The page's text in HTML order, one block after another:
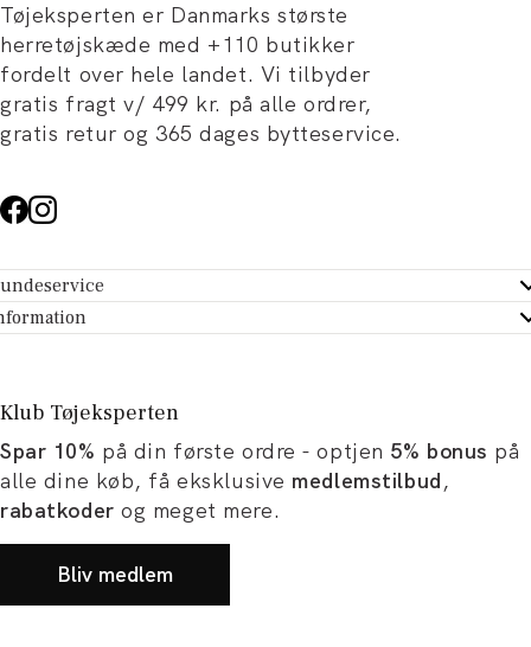
Tøjeksperten er Danmarks største
herretøjskæde med +110 butikker
fordelt over hele landet. Vi tilbyder
gratis fragt v/ 499 kr. på alle ordrer,
gratis retur og 365 dages bytteservice.
- Hjælpecenter
dit køb
Tøjeksperten
og artikler
og karriere
Klub Tøjeksperten
Spar 10% på din første ordre - optjen 5% bonus på
alle dine køb, få eksklusive medlemstilbud,
rabatkoder og meget mere.
Bliv medlem